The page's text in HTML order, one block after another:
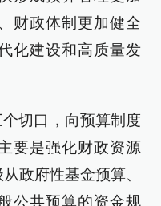
财政体制更加健全
化建设和高质量发
切口，向预算制度
要是强化财政资源
政府性基金预算、
公共预算的资金规